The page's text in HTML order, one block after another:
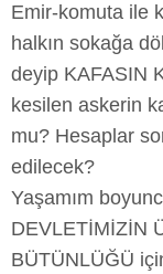
Emir-komuta ile
halkın sokağa
deyip KAFASIN
kesilen askerin
mu? Hesaplar
edilecek?
Yaşamım
DEVLETİMİZİN
BÜTÜNLÜĞÜ